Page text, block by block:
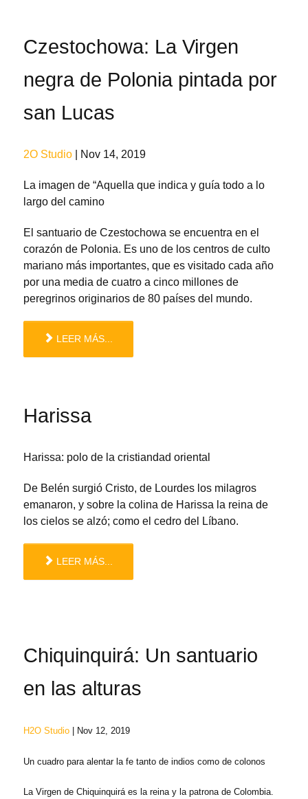
Czestochowa: La Virgen
negra de Polonia pintada por
san Lucas
2O Studio | Nov 14, 2019
La imagen de “Aquella que indica y guía todo a lo
largo del camino
El santuario de Czestochowa se encuentra en el
corazón de Polonia. Es uno de los centros de culto
mariano más importantes, que es visitado cada año
por una media de cuatro a cinco millones de
peregrinos originarios de 80 países del mundo.
LEER MÁS...
Harissa
Harissa: polo de la cristiandad oriental
De Belén surgió Cristo, de Lourdes los milagros
emanaron, y sobre la colina de Harissa la reina de
los cielos se alzó; como el cedro del Líbano.
LEER MÁS...
Chiquinquirá: Un santuario
en las alturas
H2O Studio | Nov 12, 2019
Un cuadro para alentar la fe tanto de indios como de colonos
La Virgen de Chiquinquirá es la reina y la patrona de Colombia.